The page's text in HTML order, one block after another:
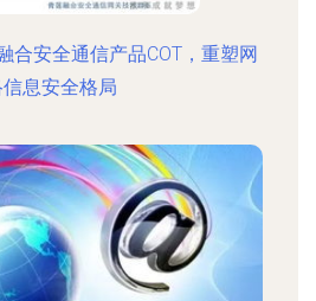
合安全通信产品COT，重塑网
息安全格局